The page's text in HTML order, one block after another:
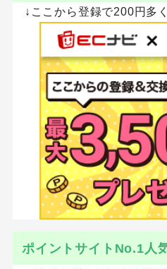
↓ここから登録で200円多く
ポイントサイトNo.1人